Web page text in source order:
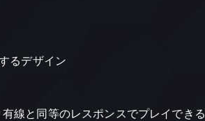
るデザイン
線と同等のレスポンスでプレイできる